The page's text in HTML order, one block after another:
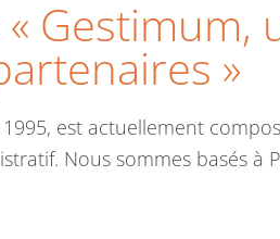
«
»
est actuellement
Nous sommes basés à